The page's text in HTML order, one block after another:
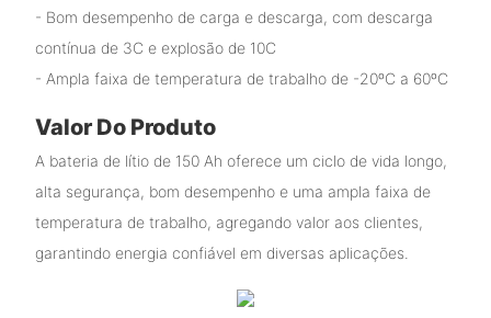
- Bom desempenho de carga e descarga, com descarga
contínua de 3C e explosão de 10C
- Ampla faixa de temperatura de trabalho de -20ºC a 60ºC
Valor Do Produto
A bateria de lítio de 150 Ah oferece um ciclo de vida longo,
alta segurança, bom desempenho e uma ampla faixa de
temperatura de trabalho, agregando valor aos clientes,
garantindo energia confiável em diversas aplicações.